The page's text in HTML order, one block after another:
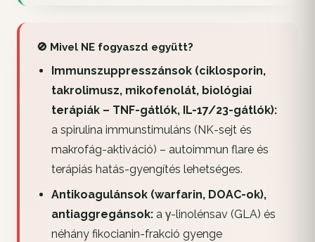
🚫 Mivel NE fogyaszd együtt?
Immunszuppresszánsok (ciklosporin,
takrolimusz, mikofenolát, biológiai
terápiák – TNF-gátlók, IL-17/23-gátlók):
a spirulina immunstimuláns (NK-sejt és
makrofág-aktiváció) – autoimmun flare és
terápiás hatás-gyengítés lehetséges.
Antikoagulánsok (warfarin, DOAC-ok),
antiaggregánsok:a γ-linolénsav (GLA) és
néhány fikocianin-frakció gyenge